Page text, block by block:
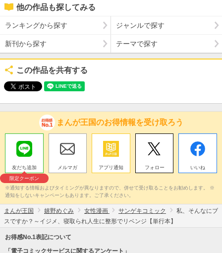
他の作品も探してみる
ランキングから探す ジャンルで探す
新刊から探す テーマで探す
この作品を共有する
まんが王国のお得情報を受け取ろう
友だち追加
限定クーポン
メルマガ アプリ通知 フォロー いいね
※通知する情報およびタイミングが異なりますので、併せて受け取ることをお勧めします。 ※
通知をしないキャンペーンもあります。ご了承ください。
まんが王国 嬉野めぐみ 女性漫画 サンゲキコミック
私、そんなにブ
スですか？～イジメ、寝取られ人生に整形でリベンジ【単行本】
お得感No.1表記について
「電子コミックサービスに関するアンケート」